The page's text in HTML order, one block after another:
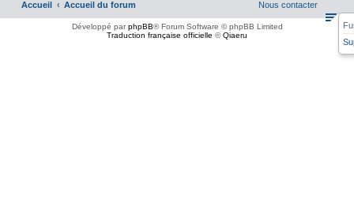
Accueil Accueil du forum Nous contacter
Développé parphpBB® Forum Software © phpBB Limited
Traduction française officielle ©Qiaeru